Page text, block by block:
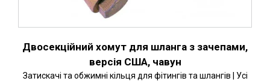
Двосекційний хомут для шланга з зачепами,
версія США, чавун
Затискачі та обжимні кільця для фітингів та шлангів | Усі